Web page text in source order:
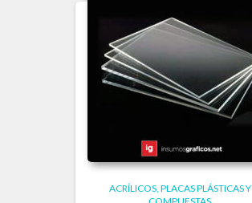
ACRÍLICOS PLACAS PLÁSTICAS Y